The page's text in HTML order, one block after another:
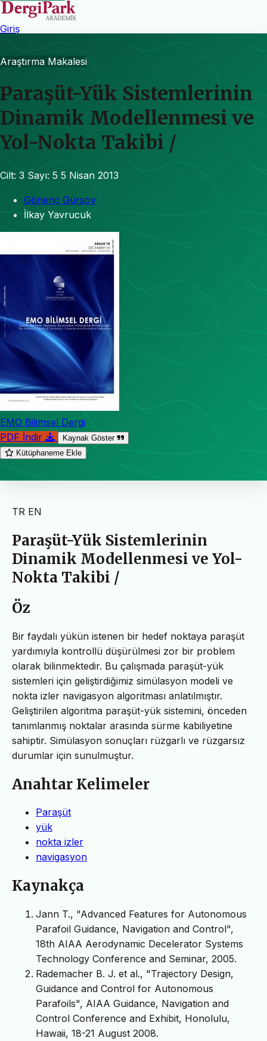
Giriş
Araştırma Makalesi
Paraşüt-Yük Sistemlerinin
Dinamik Modellenmesi ve
Yol-Nokta Takibi /
Cilt: 3 Sayı: 5 5 Nisan 2013
Gönenç Gürsoy
İlkay Yavrucuk
EMO Bilimsel Dergi
PDF İndir
Kaynak Göster
Kütüphaneme Ekle
TR EN
Paraşüt-Yük Sistemlerinin
Dinamik Modellenmesi ve Yol-
Nokta Takibi /
Öz
Bir faydalı yükün istenen bir hedef noktaya paraşüt
yardımıyla kontrollü düşürülmesi zor bir problem
olarak bilinmektedir. Bu çalışmada paraşüt-yük
sistemleri için geliştirdiğimiz simülasyon modeli ve
nokta izler navigasyon algoritması anlatılmıştır.
Geliştirilen algoritma paraşüt-yük sistemini, önceden
tanımlanmış noktalar arasında sürme kabiliyetine
sahiptir. Simülasyon sonuçları rüzgarlı ve rüzgarsız
durumlar için sunulmuştur.
Anahtar Kelimeler
Paraşüt
yük
nokta izler
navigasyon
Kaynakça
Jann T., "Advanced Features for Autonomous
Parafoil Guidance, Navigation and Control",
18th AIAA Aerodynamic Decelerator Systems
Technology Conference and Seminar, 2005.
Rademacher B. J. et al., "Trajectory Design,
Guidance and Control for Autonomous
Parafoils", AIAA Guidance, Navigation and
Control Conference and Exhibit, Honolulu,
Hawaii, 18-21 August 2008.